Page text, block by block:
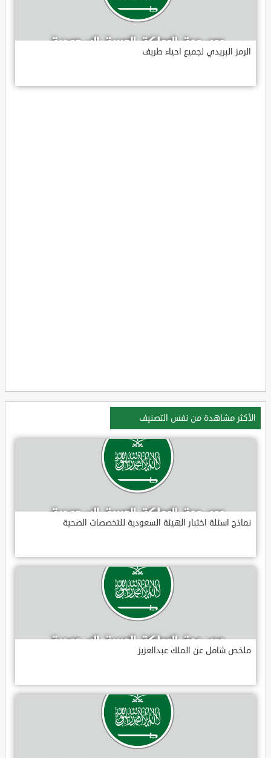
الرمز البريدي لجميع احياء طريف
الأكثر مشاهدة من نفس التصنيف
نماذج اسئلة اختبار الهيئة السعودية للتخصصات الصحية
ملخص شامل عن الملك عبدالعزيز